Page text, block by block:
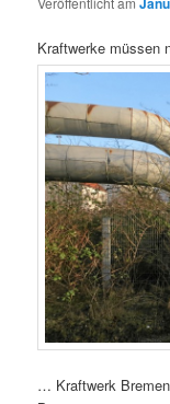
Kraftwerke müssen
… Kraftwerk